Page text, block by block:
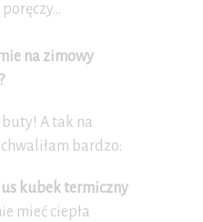
na zimowy
A tak na
bardzo:
kubek termiczny
mieć ciepła